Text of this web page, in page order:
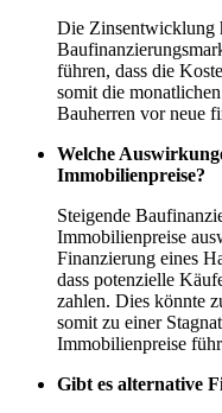
Die Zinsentwicklung
führen, dass die
somit die
Bauherren vor neue
Welche
Immobilienpreise?
Steigende
Immobilienpreise
Finanzierung eines
dass potenzielle
zahlen. Dies könnte
somit zu einer
Immobilienpreise
Gibt es alternative